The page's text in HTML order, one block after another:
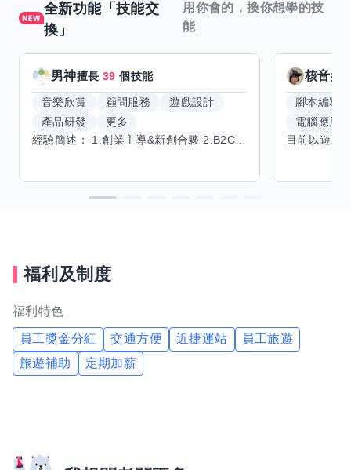
全新功能「技能交
換」
用你會的，換你想學的技
能
男神擅長39 個技能
音樂欣賞 顧問服務
遊戲設計
產品研發
更多
核音擅
腳本編寫
電腦應用
福利及制度
福利特色
員工獎金分紅 交通方便 近捷運站
員工旅遊
旅遊補助
定期加薪